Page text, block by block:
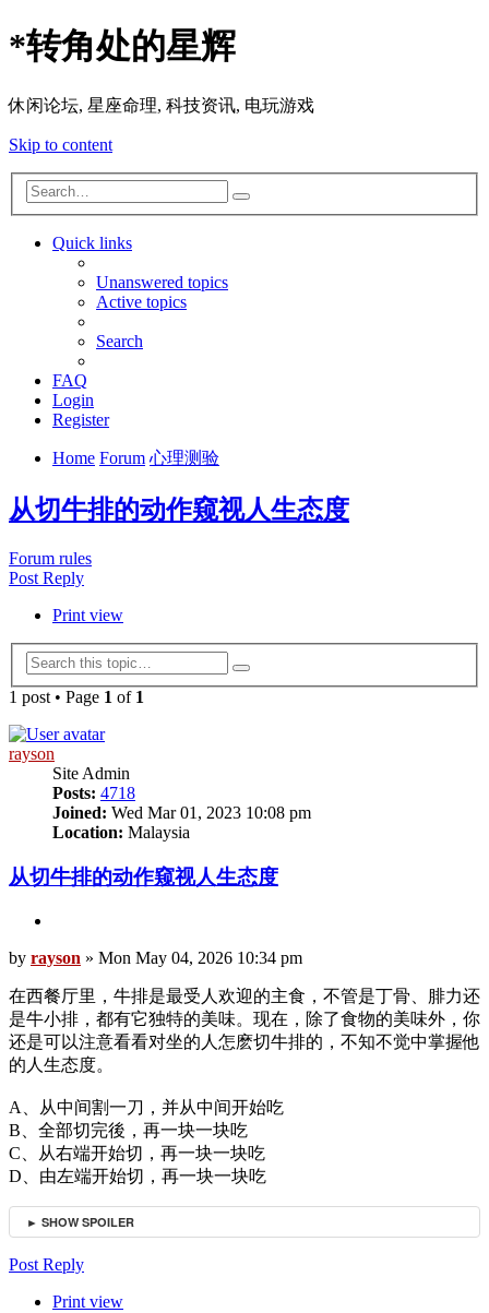
*转角处的星辉
休闲论坛, 星座命理, 科技资讯, 电玩游戏
Skip to content
Search
Quick links
Unanswered topics
Active topics
Search
FAQ
Login
Register
Home Forum 心理测验
从切牛排的动作窥视人生态度
Forum rules
Post Reply
Print view
Search
1 post • Page 1 of 1
rayson
Site Admin
Posts: 4718
Joined: Wed Mar 01, 2023 10:08 pm
Location: Malaysia
从切牛排的动作窥视人生态度
Post
by rayson » Mon May 04, 2026 10:34 pm
在西餐厅里，牛排是最受人欢迎的主食，不管是丁骨、腓力还
是牛小排，都有它独特的美味。现在，除了食物的美味外，你
还是可以注意看看对坐的人怎麽切牛排的，不知不觉中掌握他
的人生态度。
A、从中间割一刀，并从中间开始吃
B、全部切完後，再一块一块吃
C、从右端开始切，再一块一块吃
D、由左端开始切，再一块一块吃
► SHOW SPOILER
Top
Post Reply
Print view